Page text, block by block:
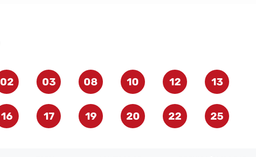
02 03 08 10 12 13
16 17 19 20 22 25